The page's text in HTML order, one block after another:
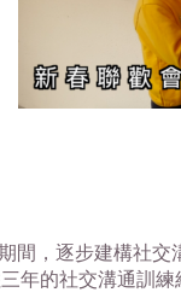
，逐步建構社交
的社交溝通訓練